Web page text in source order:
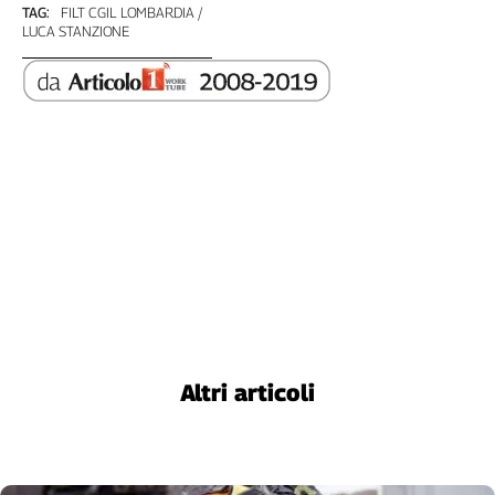
L'Italia
Lavoro
TAG:
FILT CGIL LOMBARDIA
LUCA STANZIONE
Altri articoli